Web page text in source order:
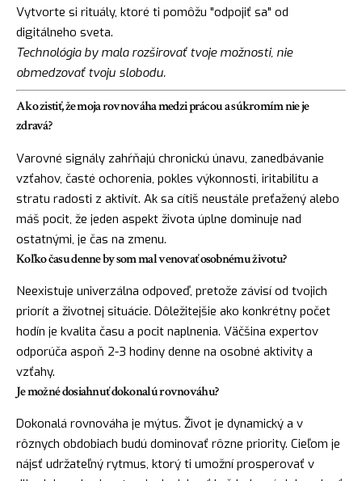
Vytvorte si rituály, ktoré ti pomôžu "odpojiť sa" od
digitálneho sveta.
Technológia by mala rozširovať tvoje možnosti, nie
obmedzovať tvoju slobodu.
Ako zistiť, že moja rovnováha medzi prácou a súkromím nie je
zdravá?
Varovné signály zahŕňajú chronickú únavu, zanedbávanie
vzťahov, časté ochorenia, pokles výkonnosti, iritabilitu a
stratu radosti z aktivít. Ak sa cítiš neustále preťažený alebo
máš pocit, že jeden aspekt života úplne dominuje nad
ostatnými, je čas na zmenu.
Koľko času denne by som mal venovať osobnému životu?
Neexistuje univerzálna odpoveď, pretože závisí od tvojich
priorít a životnej situácie. Dôležitejšie ako konkrétny počet
hodín je kvalita času a pocit naplnenia. Väčšina expertov
odporúča aspoň 2-3 hodiny denne na osobné aktivity a
vzťahy.
Je možné dosiahnuť dokonalú rovnováhu?
Dokonalá rovnováha je mýtus. Život je dynamický a v
rôznych obdobiach budú dominovať rôzne priority. Cieľom je
nájsť udržateľný rytmus, ktorý ti umožní prosperovať v